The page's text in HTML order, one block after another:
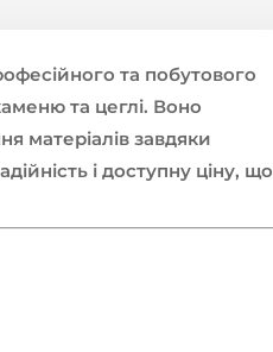
та побутового
та цеглі. Воно
матеріалів завдяки
і доступну ціну, що